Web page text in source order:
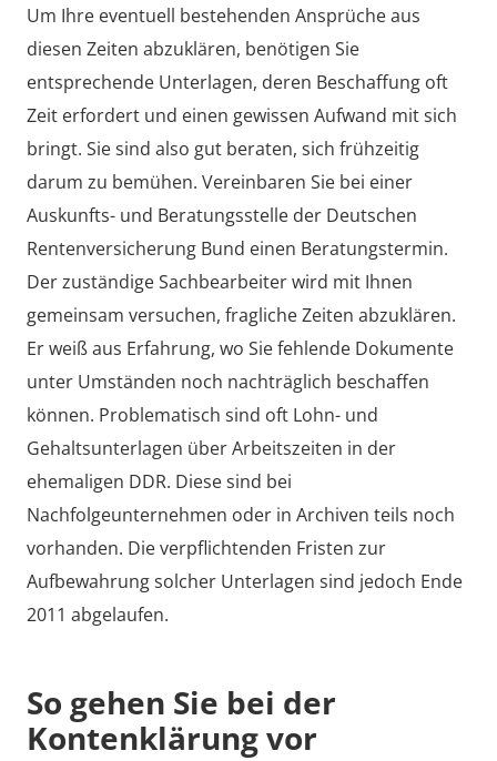
Um Ihre eventuell bestehenden Ansprüche aus
diesen Zeiten abzuklären, benötigen Sie
entsprechende Unterlagen, deren Beschaffung oft
Zeit erfordert und einen gewissen Aufwand mit sich
bringt. Sie sind also gut beraten, sich frühzeitig
darum zu bemühen. Vereinbaren Sie bei einer
Auskunfts- und Beratungsstelle der Deutschen
Rentenversicherung Bund einen Beratungstermin.
Der zuständige Sachbearbeiter wird mit Ihnen
gemeinsam versuchen, fragliche Zeiten abzuklären.
Er weiß aus Erfahrung, wo Sie fehlende Dokumente
unter Umständen noch nachträglich beschaffen
können. Problematisch sind oft Lohn- und
Gehaltsunterlagen über Arbeitszeiten in der
ehemaligen DDR. Diese sind bei
Nachfolgeunternehmen oder in Archiven teils noch
vorhanden. Die verpflichtenden Fristen zur
Aufbewahrung solcher Unterlagen sind jedoch Ende
2011 abgelaufen.
So gehen Sie bei der
Kontenklärung vor